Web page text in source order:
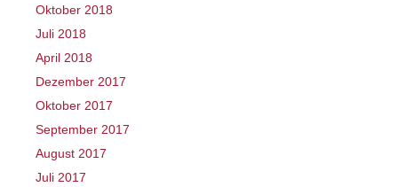
Oktober 2018
Juli 2018
April 2018
Dezember 2017
Oktober 2017
September 2017
August 2017
Juli 2017